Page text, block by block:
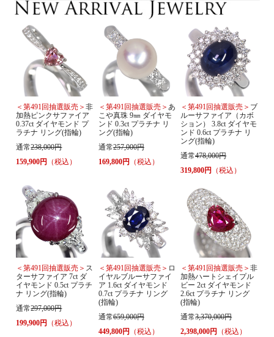
＜第491回抽選販売＞非
加熱ピンクサファイア
0.37ct ダイヤモンド プ
ラチナ リング(指輪)
通常238,000円
159,900円
（税込）
＜第491回抽選販売＞ あ
こや真珠 9㎜ ダイヤモ
ンド 0.3ct プラチナ リ
ング(指輪)
通常257,000円
169,800円
（税込）
＜第491回抽選販売＞ ブ
ルーサファイア（カボ
ション） 3.8ct ダイヤモ
ンド 0.6ct プラチナ リ
ング(指輪)
通常478,000円
319,800円
（税込）
＜第491回抽選販売＞ ス
ターサファイア 7ct ダ
イヤモンド 0.5ct プラチ
ナ リング(指輪)
通常297,000円
199,900円
（税込）
＜第491回抽選販売＞ ロ
イヤルブルーサファイ
ア 1.6ct ダイヤモンド
0.7ct プラチナ リング
(指輪)
通常659,000円
449,800円
（税込）
＜第491回抽選販売＞非
加熱ハートシェイプル
ビー 2ct ダイヤモンド
2.6ct プラチナ リング
(指輪)
通常3,370,000円
2,398,000円
（税込）